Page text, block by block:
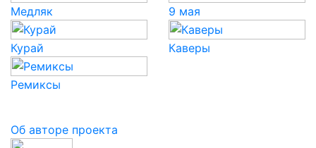
Медляк 9 мая
Курай Каверы
Ремиксы
Об авторе проекта